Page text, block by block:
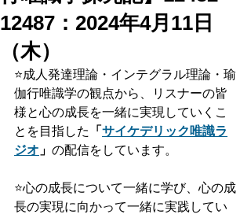
12487：2024年4月11日
（木）
⭐️成人発達理論・インテグラル理論・瑜
伽行唯識学の観点から、リスナーの皆
様と心の成長を一緒に実現していくこ
とを目指した
「 サイケデリック唯識ラ
ジオ 」 の配信をしています。
⭐️心の成長について一緒に学び、心の成
長の実現に向かって一緒に実践してい